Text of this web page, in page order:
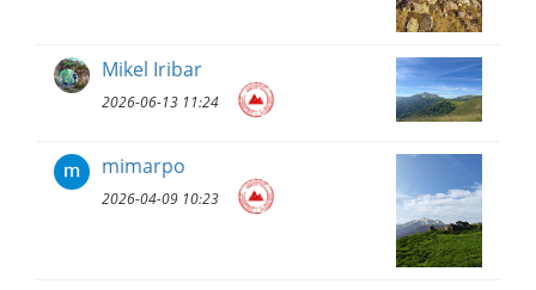
Mikel Iribar
2026-06-13 11:24
mimarpo
2026-04-09 10:23